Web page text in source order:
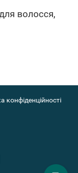
волосся,
конфіденційності